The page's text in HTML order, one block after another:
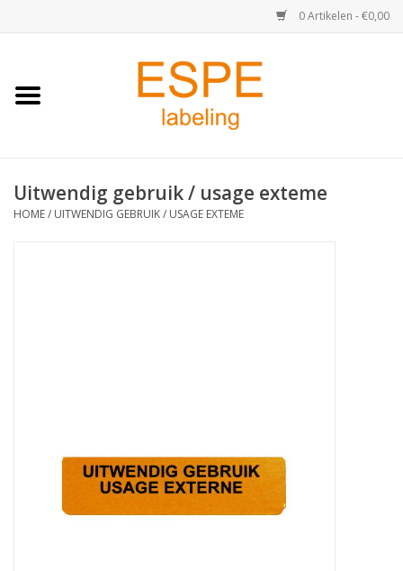
0 Artikelen - €0,00
Home
Retail
Uitwendig gebruik / usage exteme
HOME/ UITWENDIG GEBRUIK / USAGE EXTEME